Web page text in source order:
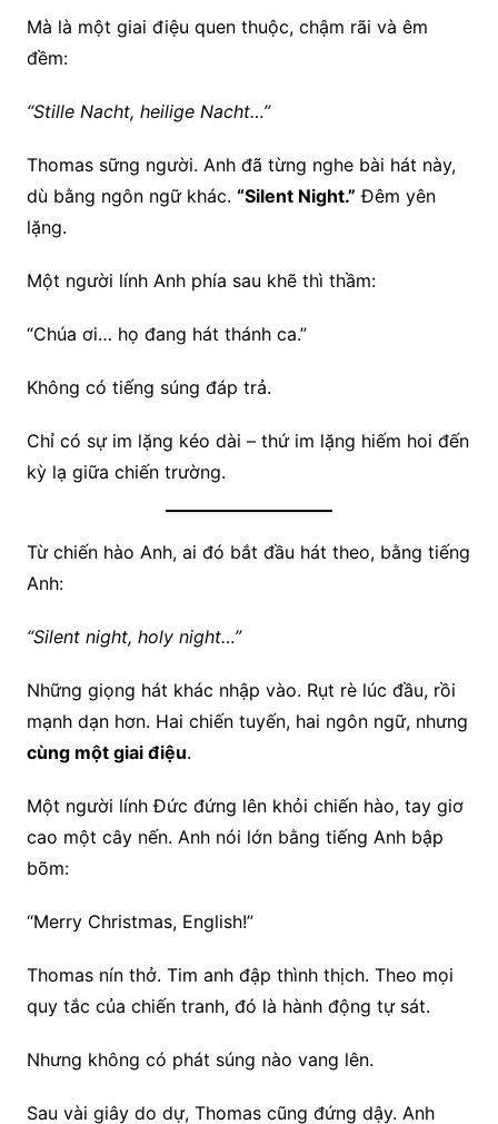
Mà là một giai điệu quen thuộc, chậm rãi và êm
đềm:
“Stille Nacht, heilige Nacht…”
Thomas sững người. Anh đã từng nghe bài hát này,
dù bằng ngôn ngữ khác. “Silent Night.” Đêm yên
lặng.
Một người lính Anh phía sau khẽ thì thầm:
“Chúa ơi… họ đang hát thánh ca.”
Không có tiếng súng đáp trả.
Chỉ có sự im lặng kéo dài – thứ im lặng hiếm hoi đến
kỳ lạ giữa chiến trường.
Từ chiến hào Anh, ai đó bắt đầu hát theo, bằng tiếng
Anh:
“Silent night, holy night…”
Những giọng hát khác nhập vào. Rụt rè lúc đầu, rồi
mạnh dạn hơn. Hai chiến tuyến, hai ngôn ngữ, nhưng
cùng một giai điệu.
Một người lính Đức đứng lên khỏi chiến hào, tay giơ
cao một cây nến. Anh nói lớn bằng tiếng Anh bập
bõm:
“Merry Christmas, English!”
Thomas nín thở. Tim anh đập thình thịch. Theo mọi
quy tắc của chiến tranh, đó là hành động tự sát.
Nhưng không có phát súng nào vang lên.
Sau vài giây do dự, Thomas cũng đứng dậy. Anh